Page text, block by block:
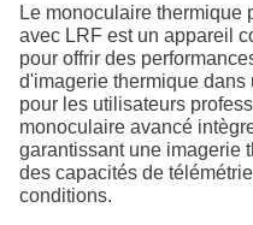
Le monoculaire thermique
avec LRF est un appareil
pour offrir des
d'imagerie thermique dans
pour les utilisateurs
monoculaire avancé
garantissant une imagerie
des capacités de
conditions.